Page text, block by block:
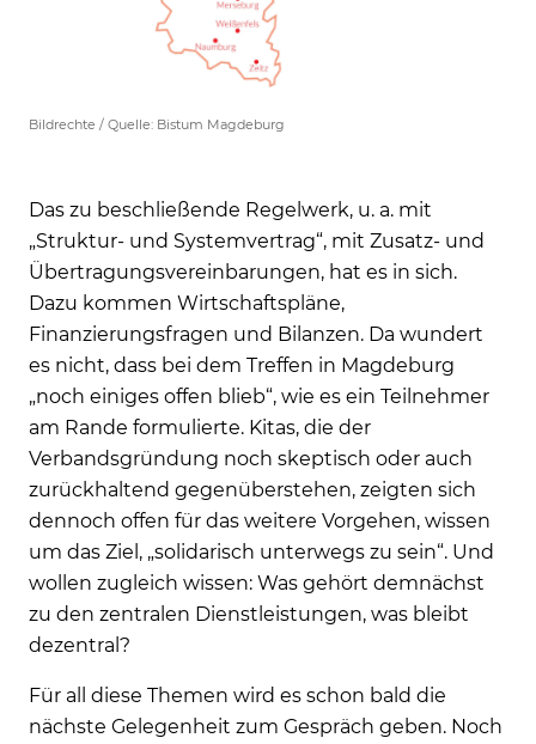
Bildrechte / Quelle: Bistum Magdeburg
Das zu beschließende Regelwerk, u. a. mit
„Struktur- und Systemvertrag“, mit Zusatz- und
Übertragungsvereinbarungen, hat es in sich.
Dazu kommen Wirtschaftspläne,
Finanzierungsfragen und Bilanzen. Da wundert
es nicht, dass bei dem Treffen in Magdeburg
„noch einiges offen blieb“, wie es ein Teilnehmer
am Rande formulierte. Kitas, die der
Verbandsgründung noch skeptisch oder auch
zurückhaltend gegenüberstehen, zeigten sich
dennoch offen für das weitere Vorgehen, wissen
um das Ziel, „solidarisch unterwegs zu sein“. Und
wollen zugleich wissen: Was gehört demnächst
zu den zentralen Dienstleistungen, was bleibt
dezentral?
Für all diese Themen wird es schon bald die
nächste Gelegenheit zum Gespräch geben. Noch